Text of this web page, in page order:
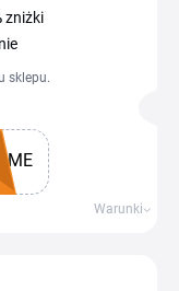
który kupon
go przy finalizacji
zniżki
sklepu.
OME
Warunki